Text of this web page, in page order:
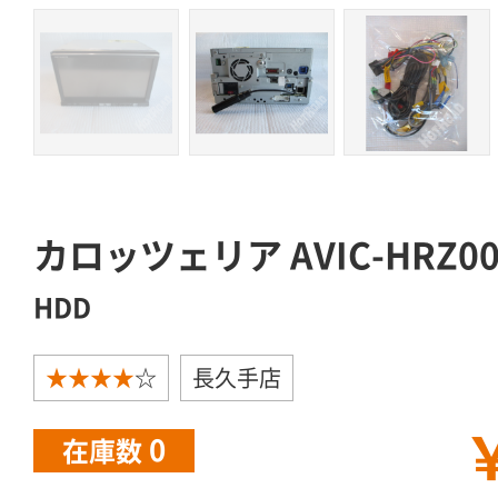
カロッツェリア AVIC-
HDD
★★★★☆ 長久手店
在庫数 0